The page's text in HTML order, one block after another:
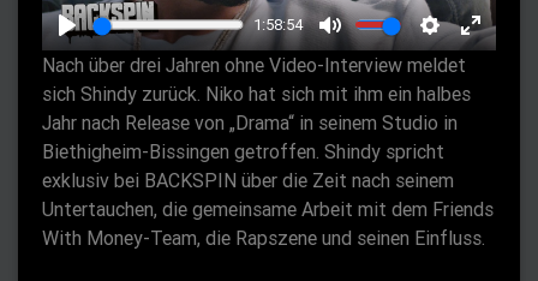
P
l
a
y
1:58:54
M
u
t
e
S
e
t
t
i
n
g
E
f
u
a
y
Nach über drei Jahren ohne Video-Interview meldet
sich Shindy zurück. Niko hat sich mit ihm ein halbes
Jahr nach Release von „Drama“ in seinem Studio in
Biethigheim-Bissingen getroffen. Shindy spricht
exklusiv bei BACKSPIN über die Zeit nach seinem
Untertauchen, die gemeinsame Arbeit mit dem Friends
With Money-Team, die Rapszene und seinen Einfluss.